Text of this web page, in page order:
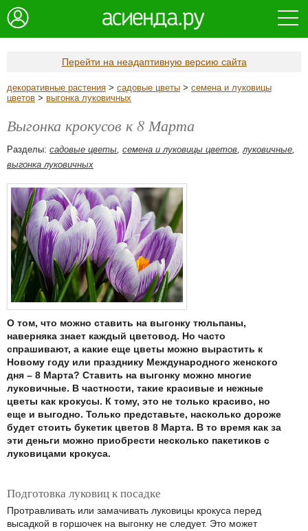
Перейти на неадаптивную версию сайта
декоративные растения > садовые цветы > семена и луковицы
цветов > выгонка луковичных
Выгонка крокусов к 8 Марта
Разделы: садовые цветы, семена и луковицы цветов,луковичные,
выгонка луковичных
О том, что можно ставить на выгонку тюльпаны,
наверняка знает каждый цветовод. Но часто
спрашивают, а какие еще цветы можно вырастить к
Новому году или празднику Международного женского
дня – 8 Марта? Ставить на выгонку можно многие
луковичные. В частности, такие красивые и нежные
цветы как крокусы. К тому, это не только красиво, но
еще и выгодно. Только представьте, насколько дороже
будет стоить букетик цветов 8 Марта. В то время как за
эти деньги можно приобрести несколько пакетиков с
луковицами крокуса.
Подготовка луковиц к посадке
Протравливать или замачивать луковицы крокуса перед
высадкой в горшочек на выгонку не следует. Это может